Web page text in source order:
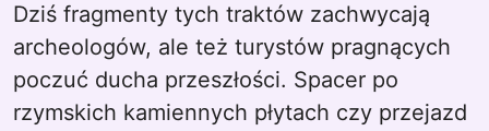
Dziś fragmenty tych traktów zachwycają
archeologów, ale też turystów pragnących
poczuć ducha przeszłości. Spacer po
rzymskich kamiennych płytach czy przejazd